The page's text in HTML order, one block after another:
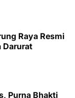
Raya Resmi
Darurat
Purna Bhakti